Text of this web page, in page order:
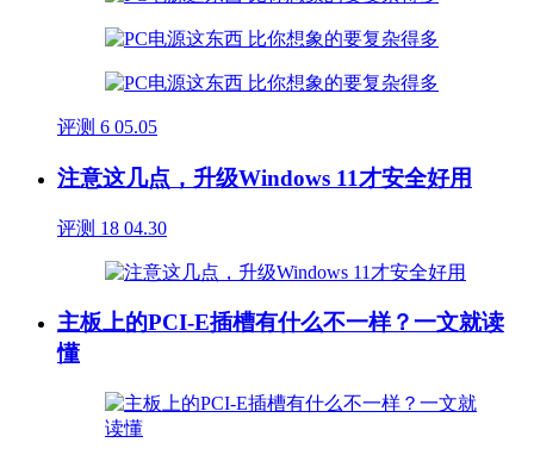
评测 6 05.05
注意这几点，升级Windows 11才安全好用
评测 18 04.30
主板上的PCI-E插槽有什么不一样？一文就读
懂